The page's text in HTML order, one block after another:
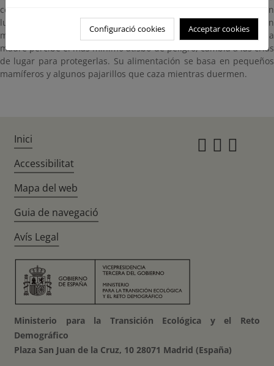
celo tiene lugar entre enero y febrero. Tienen su camada en
lugares apartados del monte, en un tronco hueco, en algún
matorral espeso o a veces en guaridas abandonadas. En cuanto la
madre percibe el más mínimo atisbo de peligro, cambia a las crías
de lugar para protegerlas. Su alimentación se basa en pequeños
mamíferos y algunos pajarillos que caza mientras duermen.
Configuració cookies Acceptar cookies
Inici
Accessibilitat
Mapa del web
Guia de navegació
Avís Legal
Ministerio para la Transición Ecológica y el Reto
Demográfico
Plaza San Juan de la Cruz, 10 28071 Madrid (España)